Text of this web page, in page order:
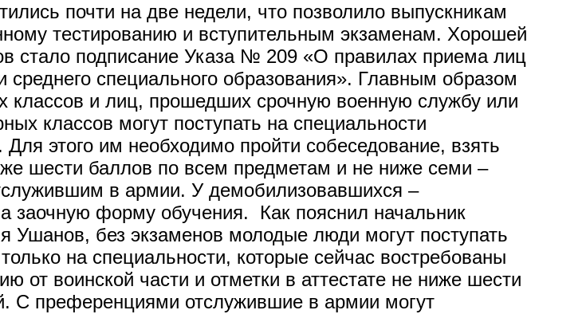
почти на две недели, что позволило выпускникам
тестированию и вступительным экзаменам. Хорошей
стало подписание Указа № 209 «О правилах приема лиц
специального образования». Главным образом
классов и лиц, прошедших срочную военную службу или
классов могут поступать на специальности
этого им необходимо пройти собеседование, взять
шести баллов по всем предметам и не ниже семи –
в армии. У демобилизовавшихся –
заочную форму обучения. Как пояснил начальник
Ушанов, без экзаменов молодые люди могут поступать
на специальности, которые сейчас востребованы
от воинской части и отметки в аттестате не ниже шести
С преференциями отслужившие в армии могут